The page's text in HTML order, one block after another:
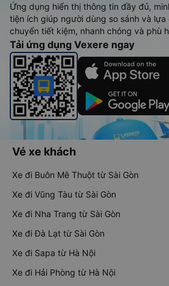
Ứng dụng hiển thị thông tin đầy đủ,
tiện ích giúp người dùng so sánh và
chuyển tiết kiệm, nhanh chóng và phù
Tải ứng dụng Vexere ngay
Vé xe khách
Xe đi Buôn Mê Thuột từ Sài Gòn
Xe đi Vũng Tàu từ Sài Gòn
Xe đi Nha Trang từ Sài Gòn
Xe đi Đà Lạt từ Sài Gòn
Xe đi Sapa từ Hà Nội
Xe đi Hải Phòng từ Hà Nội